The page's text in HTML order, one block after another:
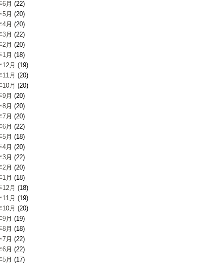
6月 (22)
5月 (20)
4月 (20)
3月 (22)
2月 (20)
1月 (18)
12月 (19)
11月 (20)
10月 (20)
9月 (20)
8月 (20)
7月 (20)
6月 (22)
5月 (18)
4月 (20)
3月 (22)
2月 (20)
1月 (18)
12月 (18)
11月 (19)
10月 (20)
9月 (19)
8月 (18)
7月 (22)
6月 (22)
5月 (17)